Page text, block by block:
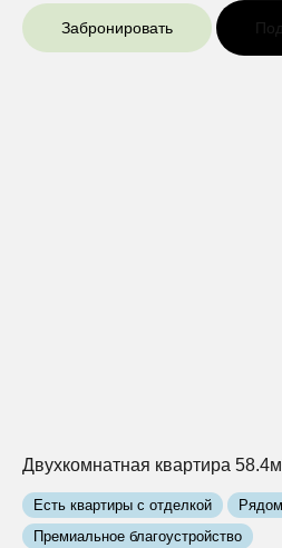
Забронировать
Двухкомнатная квартира
Есть квартиры с отделкой
Премиальное благоустройство